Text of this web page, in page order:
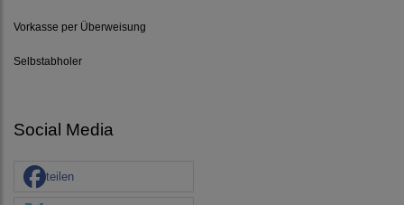
Vorkasse per Überweisung
Selbstabholer
Social Media
teilen